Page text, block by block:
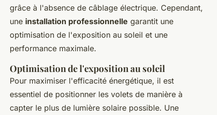
grâce à l'absence de câblage électrique. Cependant,
une installation professionnelle garantit une
optimisation de l'exposition au soleil et une
performance maximale.
Optimisation de l'exposition au soleil
Pour maximiser l'efficacité énergétique, il est
essentiel de positionner les volets de manière à
capter le plus de lumière solaire possible. Une